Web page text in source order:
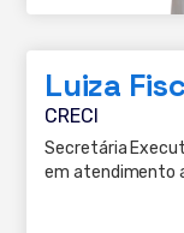
Luiza
CRECI
Secretária
em atendimento